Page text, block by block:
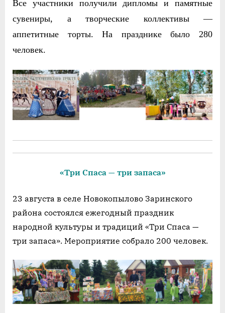
Все участники получили дипломы и памятные
сувениры, а творческие коллективы —
аппетитные торты. На празднике было 280
человек.
«Три Спаса — три запаса»
23 августа в селе Новокопылово Заринского
района состоялся ежегодный праздник
народной культуры и традиций «Три Спаса —
три запаса». Мероприятие собрало 200 человек.